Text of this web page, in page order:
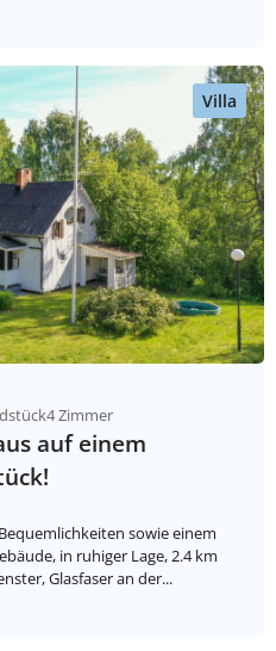
Villa
4 Zimmer
auf einem
sowie einem
in ruhiger Lage, 2.4 km
Glasfaser an der...